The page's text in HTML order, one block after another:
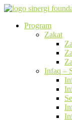
Program
Zakat
Infaq –